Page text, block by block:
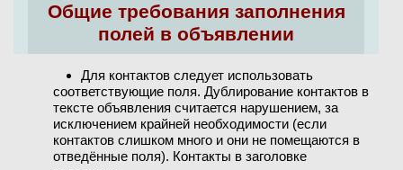
Общие требования заполнения
полей в объявлении
Для контактов следует использовать
соответствующие поля. Дублирование контактов в
тексте объявления считается нарушением, за
исключением крайней необходимости (если
контактов слишком много и они не помещаются в
отведённые поля). Контакты в заголовке